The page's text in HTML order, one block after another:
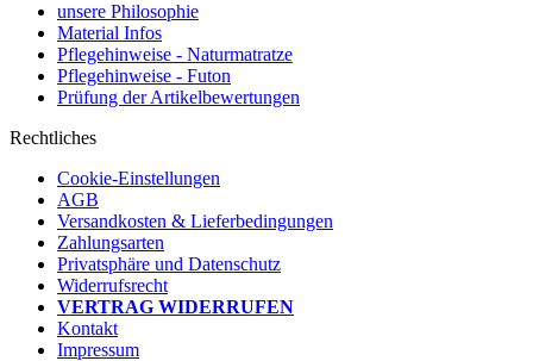
unsere Philosophie
Material Infos
Pflegehinweise - Naturmatratze
Pflegehinweise - Futon
Prüfung der Artikelbewertungen
Rechtliches
Cookie-Einstellungen
AGB
Versandkosten & Lieferbedingungen
Zahlungsarten
Privatsphäre und Datenschutz
Widerrufsrecht
VERTRAG WIDERRUFEN
Kontakt
Impressum